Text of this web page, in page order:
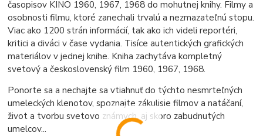
časopisov KINO 1960, 1967, 1968 do mohutnej knihy. Filmy a
osobnosti filmu, ktoré zanechali trvalú a nezmazateľnú stopu.
Viac ako 1200 strán informácií, tak ako ich videli reportéri,
kritici a diváci v čase vydania. Tisíce autentických grafických
materiálov v jednej knihe. Kniha zachytáva kompletný
svetový a československý film 1960, 1967, 1968.
Ponorte sa a nechajte sa vtiahnuť do týchto nesmrteľných
umeleckých klenotov, spoznajte zákulisie filmov a natáčaní,
život a tvorbu svetovo známych, aj skoro zabudnutých
umelcov...